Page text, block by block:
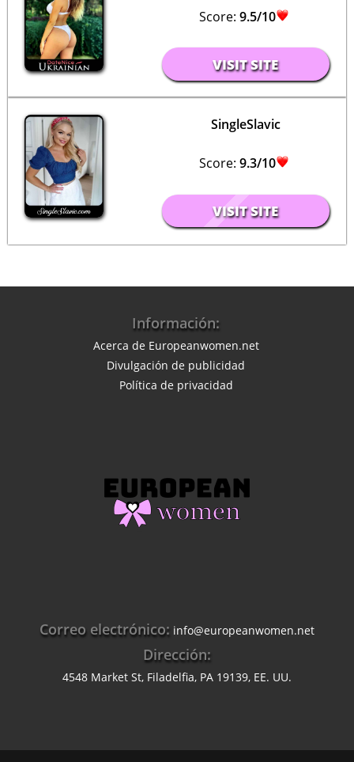
Score: 9.5/10
VISIT SITE
SingleSlavic
Score: 9.3/10
VISIT SITE
Información:
Acerca de Europeanwomen.net
Divulgación de publicidad
Política de privacidad
Correo electrónico: info@europeanwomen.net
Dirección:
4548 Market St, Filadelfia, PA 19139, EE. UU.